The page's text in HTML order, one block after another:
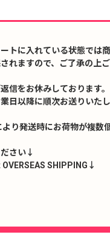
トに入れている状態では
れますので、ご了承の上ご
信をお休みしております。
日以降に順次お送りいたし
り発送時にお荷物が複数
さい↓
SHIPPING↓